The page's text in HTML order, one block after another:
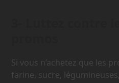
Si vous n’achetez que les
farine, sucre,